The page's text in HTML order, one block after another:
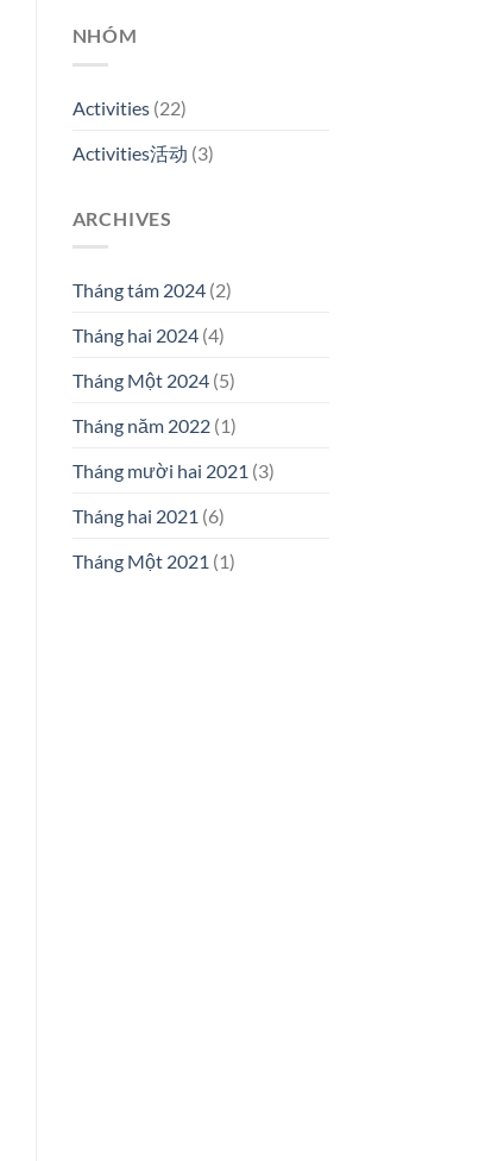
NHÓM
Activities(22)
Activities活动 (3)
ARCHIVES
Tháng tám 2024(2)
Tháng hai 2024(4)
Tháng Một 2024(5)
Tháng năm 2022(1)
Tháng mười hai 2021 (3)
Tháng hai 2021 (6)
Tháng Một 2021 (1)